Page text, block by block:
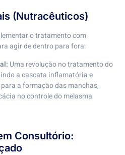
(Nutracêuticos)
o tratamento com
agir de dentro para fora:
Uma revolução no tratamento do
a cascata inflamatória e
a formação das manchas,
no controle do melasma
Consultório: